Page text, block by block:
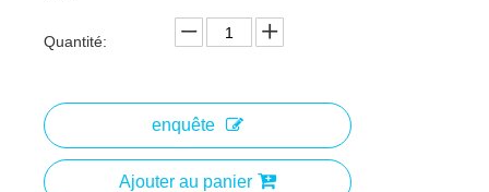
Quantité:
enquête
Ajouter au panier